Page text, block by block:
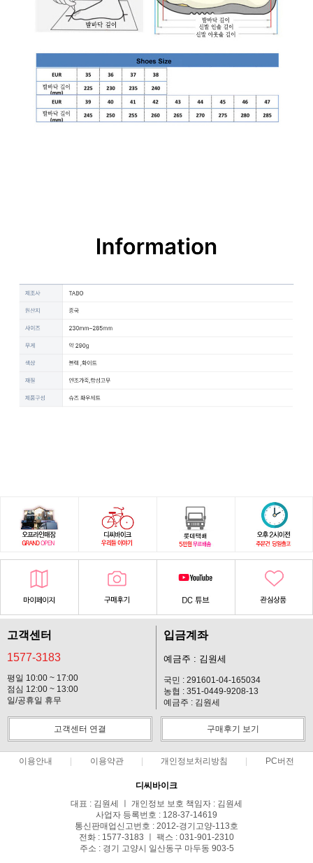
고객센터
1577-3183
평일 10:00 ~ 17:00
점심 12:00 ~ 13:00
일/공휴일 휴무
입금계좌
예금주 : 김원세
국민 : 291601-04-165034
농협 : 351-0449-9208-13
예금주 : 김원세
고객센터 연결 구매후기 보기
이용안내 이용약관 개인정보처리방침 PC버전
디씨바이크
대표 : 김원세 ㅣ 개인정보 보호 책임자 : 김원세
사업자 등록번호 : 128-37-14619
통신판매업신고번호 : 2012-경기고양-113호
전화 : 1577-3183 ㅣ 팩스 : 031-901-2310
주소 : 경기 고양시 일산동구 마두동 903-5